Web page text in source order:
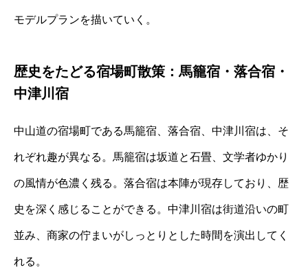
モデルプランを描いていく。
歴史をたどる宿場町散策：馬籠宿・落合宿・
中津川宿
中山道の宿場町である馬籠宿、落合宿、中津川宿は、そ
れぞれ趣が異なる。馬籠宿は坂道と石畳、文学者ゆかり
の風情が色濃く残る。落合宿は本陣が現存しており、歴
史を深く感じることができる。中津川宿は街道沿いの町
並み、商家の佇まいがしっとりとした時間を演出してく
れる。